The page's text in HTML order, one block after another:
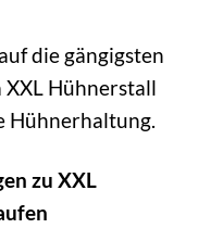
die gängigsten
XXL Hühnerstall
Hühnerhaltung.
zu XXL